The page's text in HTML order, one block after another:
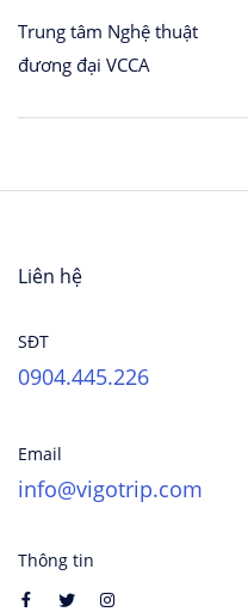
Trung tâm Nghệ thuật
đương đại VCCA
Liên hệ
SĐT
0904.445.226
Email
info@vigotrip.com
Thông tin